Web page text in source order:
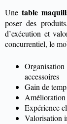
Une table
poser des
d’exécution et
concurrentiel, le
accessoires
Gain de
Amélioration
Expérience
Valorisation